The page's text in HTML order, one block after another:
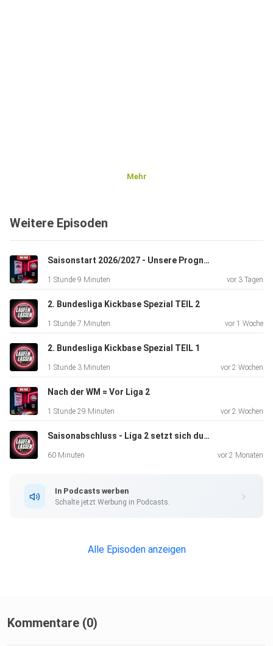
Mehr
Weitere Episoden
Saisonstart 2026/2027 - Unsere Prognosen & Hot Takes
1 Stunde 9 Minuten vor 3 Tagen
2. Bundesliga Kickbase Spezial TEIL 2
1 Stunde 7 Minuten vor 1 Woche
2. Bundesliga Kickbase Spezial TEIL 1
1 Stunde 3 Minuten vor 2 Wochen
Nach der WM = Vor Liga 2
1 Stunde 29 Minuten vor 2 Wochen
Saisonabschluss - Liga 2 setzt sich durch
60 Minuten vor 2 Monaten
In Podcasts werben
Schalte jetzt Werbung in Podcasts.
Alle Episoden anzeigen
Kommentare (0)